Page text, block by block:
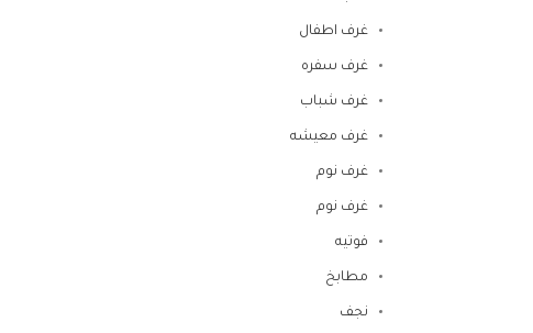
غرف اطفال
غرف سفره
غرف شباب
غرف معيشه
غرف نوم
غرف نوم
فوتيه
مطابخ
نجف